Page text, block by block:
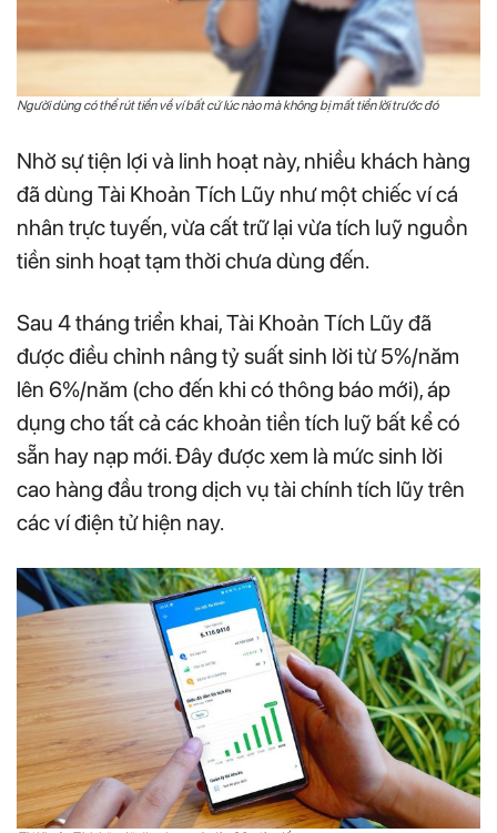
Người dùng có thể rút tiền về ví bất cứ lúc nào mà không bị mất tiền lời trước đó
Nhờ sự tiện lợi và linh hoạt này, nhiều khách hàng
đã dùng Tài Khoản Tích Lũy như một chiếc ví cá
nhân trực tuyến, vừa cất trữ lại vừa tích luỹ nguồn
tiền sinh hoạt tạm thời chưa dùng đến.
Sau 4 tháng triển khai, Tài Khoản Tích Lũy đã
được điều chỉnh nâng tỷ suất sinh lời từ 5%/năm
lên 6%/năm (cho đến khi có thông báo mới), áp
dụng cho tất cả các khoản tiền tích luỹ bất kể có
sẵn hay nạp mới. Đây được xem là mức sinh lời
cao hàng đầu trong dịch vụ tài chính tích lũy trên
các ví điện tử hiện nay.